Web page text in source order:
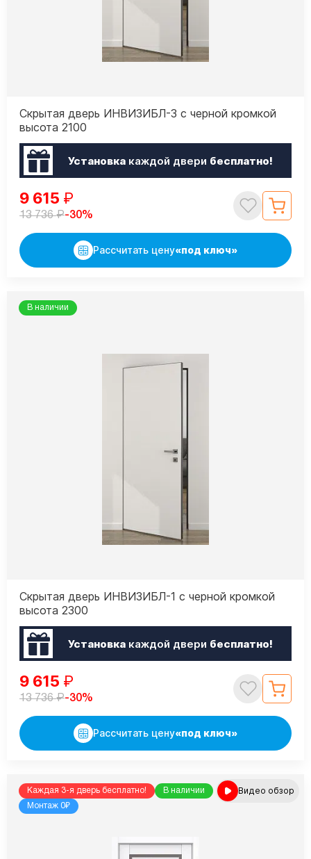
Скрытая дверь ИНВИЗИБЛ-3 с черной кромкой
высота 2100
Установкакаждой двери бесплатно!
9 615 ₽
13 736₽-30%
Рассчитать цену«под ключ»
В наличии
Скрытая дверь ИНВИЗИБЛ-1 с черной кромкой
высота 2300
Установкакаждой двери бесплатно!
9 615 ₽
13 736₽-30%
Рассчитать цену«под ключ»
Каждая 3-я дверь бесплатно!
В наличии
Монтаж 0₽
Видео обзор